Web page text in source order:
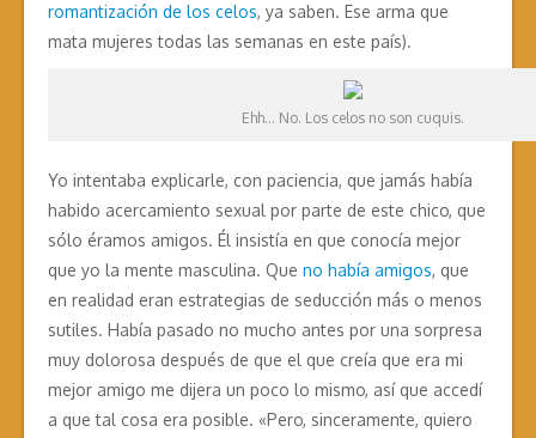
romantización de los celos, ya saben. Ese arma que
mata mujeres todas las semanas en este país).
Ehh… No. Los celos no son cuquis.
Yo intentaba explicarle, con paciencia, que jamás había
habido acercamiento sexual por parte de este chico, que
sólo éramos amigos. Él insistía en que conocía mejor
que yo la mente masculina. Que no había amigos, que
en realidad eran estrategias de seducción más o menos
sutiles. Había pasado no mucho antes por una sorpresa
muy dolorosa después de que el que creía que era mi
mejor amigo me dijera un poco lo mismo, así que accedí
a que tal cosa era posible. «Pero, sinceramente, quiero